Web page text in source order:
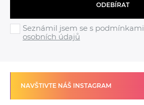
ODEBÍRAT
Seznámil jsem se s podmínkami
osobních údajů
NAVŠTIVTE NÁŠ INSTAGRAM